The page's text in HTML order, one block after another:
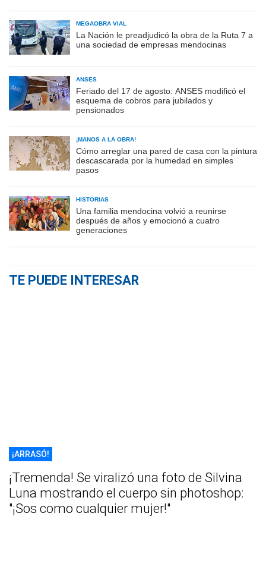
MEGAOBRA VIAL
La Nación le preadjudicó la obra de la Ruta 7 a
una sociedad de empresas mendocinas
ANSES
Feriado del 17 de agosto: ANSES modificó el
esquema de cobros para jubilados y
pensionados
¡MANOS A LA OBRA!
Cómo arreglar una pared de casa con la pintura
descascarada por la humedad en simples
pasos
HISTORIAS
Una familia mendocina volvió a reunirse
después de años y emocionó a cuatro
generaciones
TE PUEDE INTERESAR
¡ARRASÓ!
¡Tremenda! Se viralizó una foto de Silvina
Luna mostrando el cuerpo sin photoshop:
"¡Sos como cualquier mujer!"